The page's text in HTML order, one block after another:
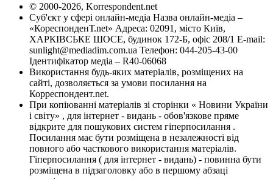
© 2000-2026, Korrespondent.net
Суб'єкт у сфері онлайн-медіа Назва онлайн-медіа –
«КореспонденТ.net» Адреса: 02091, місто Київ,
ХАРКІВСЬКЕ ШОСЕ, будинок 172-Б, офіс 208/1 E-mail:
sunlight@mediadim.com.ua Телефон: 044-205-43-00
Ідентифікатор медіа – R40-06068
Використання будь-яких матеріалів, розміщених на
сайті, дозволяється за умови посилання на
Корреспондент.net.
При копіюванні матеріалів зі сторінки « Новини України
і світу» , для інтернет - видань - обов'язкове пряме
відкрите для пошукових систем гіперпосилання .
Посилання має бути розміщена в незалежності від
повного або часткового використання матеріалів.
Гіперпосилання ( для інтернет - видань) - повинна бути
розміщена в підзаголовку або в першому абзаці